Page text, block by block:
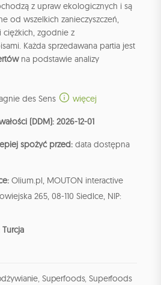
z upraw ekologicznych i są
od wszelkich zanieczyszczeń,
zgodnie z
Każda sprzedawana partia jest
na podstawie analizy
des Sens więcej
(DDM): 2026-12-01
spożyć przed: data dostępna
Olium.pl, MOUTON interactive
265, 08-110 Siedlce, NIP:
, Superfoods,Superfoods